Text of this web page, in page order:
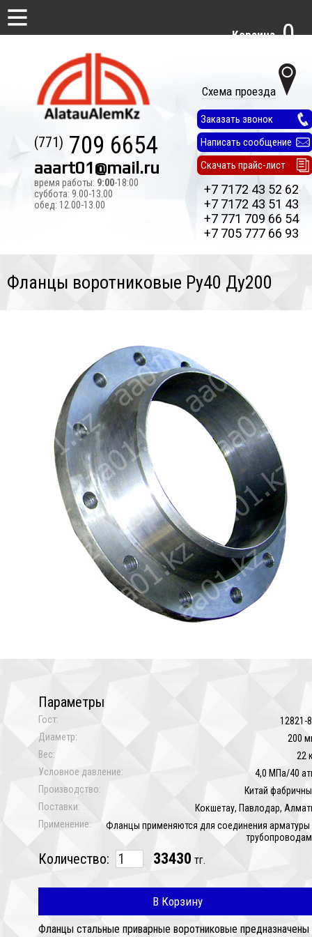
Схема проезда
(771) 709 6654
aaart01@mail.ru
время работы: 9:00-18:00
суббота: 9.00-13.00
обед: 12.00-13.00
Заказать звонок
Написать сообщение
Скачать прайс-лист
+7 7172 43 52 62
+7 7172 43 51 43
+7 771 709 66 54
+7 705 777 66 93
Корзина 0
Фланцы воротниковые Ру40 Ду200
Параметры
Гост:
12821-
Диаметр:
200
Вес:
22
Условное давление:
4,0 МПа/40
Производство:
Китай
Поставки:
Кокшетау, Павлодар,
Применение:
Фланцы применяются для соединения арматуры
Количество: 33430 тг.
В Корзину
Фланцы стальные приварные воротниковые предназначены